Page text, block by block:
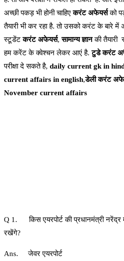
अच्छी पकड़ भी होनी चाहिएकरंट अफेयर्सको
तैयारी भी कर रहा है. तो उसको करंट के बारे में
स्टूडेंटकरंट अफेयर्स,सामान्य ज्ञानकी तैयारी
हम करेंट के क्वेश्चन लेकर आएं है.टुडे करंट
परीक्षा दे सकते है, daily current gk in
current affairs in english,डेली करंट
November current affairs
Q 1. किस एयरपोर्ट की प्रधानमंत्री नरेंद्र
रखेंगे?
Ans. जेवर एयरपोर्ट